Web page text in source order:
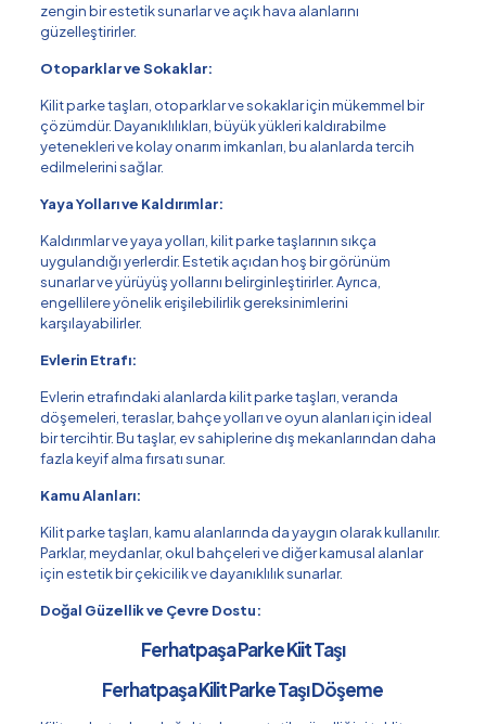
zengin bir estetik sunarlar ve açık hava alanlarını
güzelleştirirler.
Otoparklar ve Sokaklar:
Kilit parke taşları, otoparklar ve sokaklar için mükemmel bir
çözümdür. Dayanıklılıkları, büyük yükleri kaldırabilme
yetenekleri ve kolay onarım imkanları, bu alanlarda tercih
edilmelerini sağlar.
Yaya Yolları ve Kaldırımlar:
Kaldırımlar ve yaya yolları, kilit parke taşlarının sıkça
uygulandığı yerlerdir. Estetik açıdan hoş bir görünüm
sunarlar ve yürüyüş yollarını belirginleştirirler. Ayrıca,
engellilere yönelik erişilebilirlik gereksinimlerini
karşılayabilirler.
Evlerin Etrafı:
Evlerin etrafındaki alanlarda kilit parke taşları, veranda
döşemeleri, teraslar, bahçe yolları ve oyun alanları için ideal
bir tercihtir. Bu taşlar, ev sahiplerine dış mekanlarından daha
fazla keyif alma fırsatı sunar.
Kamu Alanları:
Kilit parke taşları, kamu alanlarında da yaygın olarak kullanılır.
Parklar, meydanlar, okul bahçeleri ve diğer kamusal alanlar
için estetik bir çekicilik ve dayanıklılık sunarlar.
Doğal Güzellik ve Çevre Dostu:
Ferhatpaşa Parke Kiit Taşı
Ferhatpaşa Kilit Parke Taşı Döşeme